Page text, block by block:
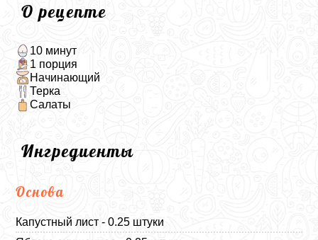
О рецепте
10 минут
1 порция
Начинающий
Терка
Салаты
Ингредиенты
Основа
Капустный лист - 0.25 штуки